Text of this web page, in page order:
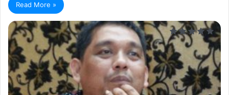
Read More »